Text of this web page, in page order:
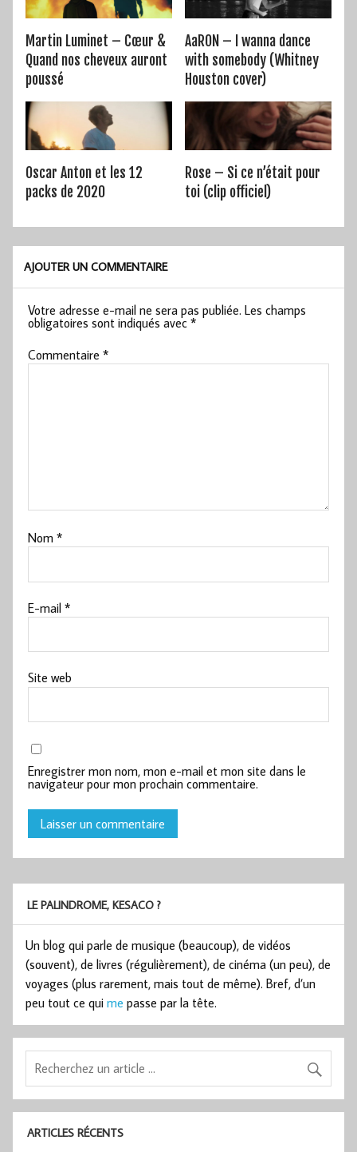
Martin Luminet – Cœur &
Quand nos cheveux auront
poussé
AaRON – I wanna dance
with somebody (Whitney
Houston cover)
Oscar Anton et les 12
packs de 2020
Rose – Si ce n’était pour
toi (clip officiel)
AJOUTER UN COMMENTAIRE
Votre adresse e-mail ne sera pas publiée. Les champs
obligatoires sont indiqués avec*
Commentaire*
Nom*
E-mail*
Site web
Enregistrer mon nom, mon e-mail et mon site dans le
navigateur pour mon prochain commentaire.
LE PALINDROME, KESACO ?
Un blog qui parle de musique (beaucoup), de vidéos
(souvent), de livres (régulièrement), de cinéma (un peu), de
voyages (plus rarement, mais tout de même). Bref, d’un
peu tout ce qui me passe par la tête.
ARTICLES RÉCENTS